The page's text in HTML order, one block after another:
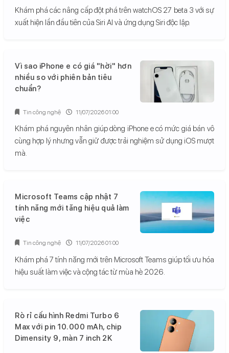
Khám phá các nâng cấp đột phá trên watchOS 27 beta 3 với sự
xuất hiện lần đầu tiên của Siri AI và ứng dụng Siri độc lập.
Vì sao iPhone e có giá "hời" hơn
nhiều so với phiên bản tiêu
chuẩn?
Khám phá nguyên nhân giúp dòng iPhone e có mức giá bán vô
cùng hợp lý nhưng vẫn giữ được trải nghiệm sử dụng iOS mượt
mà.
Tin công nghệ 11/07/2026 01:00
Microsoft Teams cập nhật 7
tính năng mới tăng hiệu quả làm
việc
Khám phá 7 tính năng mới trên Microsoft Teams giúp tối ưu hóa
hiệu suất làm việc và cộng tác từ mùa hè 2026.
Tin công nghệ 11/07/2026 01:00
Rò rỉ cấu hình Redmi Turbo 6
Max với pin 10.000 mAh, chip
Dimensity 9, màn 7 inch 2K